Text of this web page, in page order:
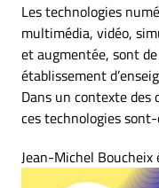
Les technologies
multimédia, vidéo,
et augmentée, sont
établissement
Dans un contexte des
ces technologies
Jean-Michel